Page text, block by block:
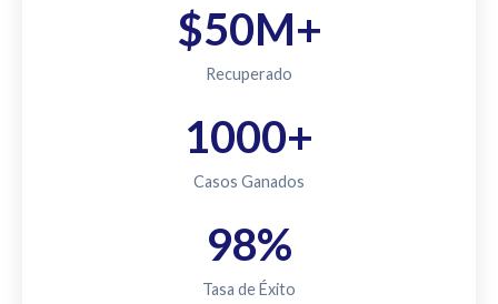
$50M+
Recuperado
1000+
Casos Ganados
98%
Tasa de Éxito